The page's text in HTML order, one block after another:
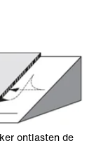
ontlasten de